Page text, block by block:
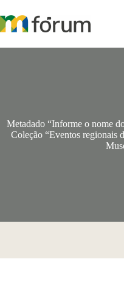
para
o
Metadado “Informe o nome
Coleção “Eventos regionais